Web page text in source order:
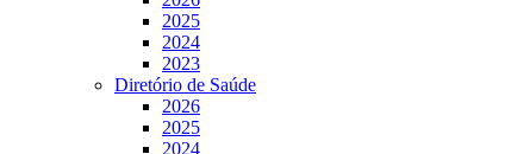
2025
2024
2023
Diretório de Saúde
2026
2025
2024